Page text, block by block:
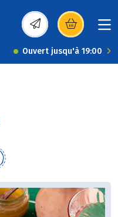
(s’ouvre dans une
Ouvert jusqu'à 19:00